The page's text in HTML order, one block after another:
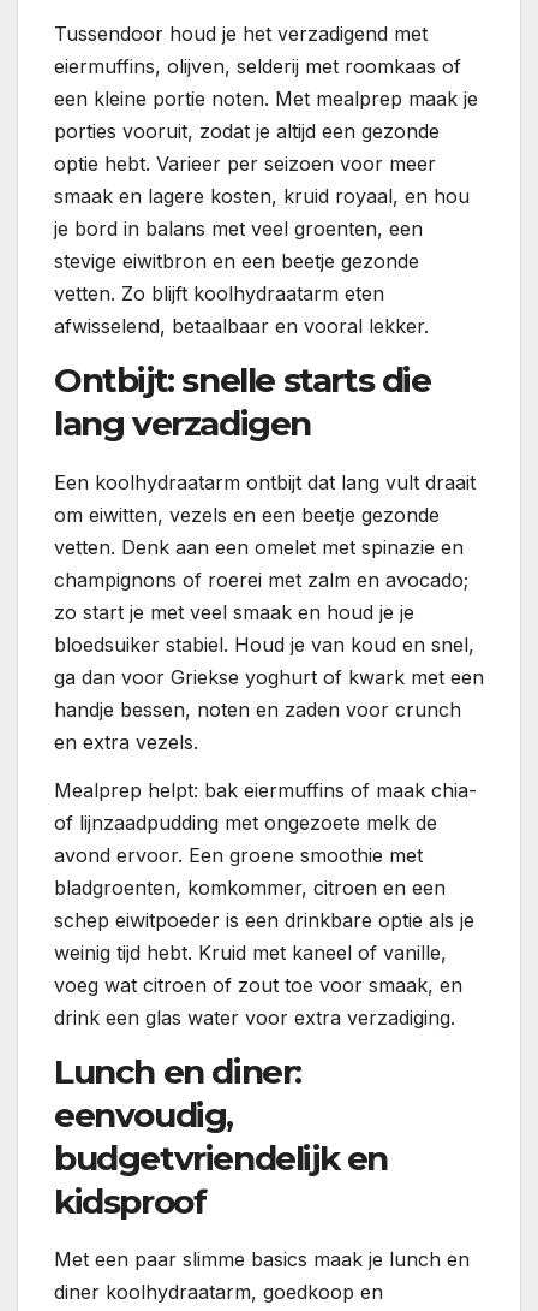
Tussendoor houd je het verzadigend met
eiermuffins, olijven, selderij met roomkaas of
een kleine portie noten. Met mealprep maak je
porties vooruit, zodat je altijd een gezonde
optie hebt. Varieer per seizoen voor meer
smaak en lagere kosten, kruid royaal, en hou
je bord in balans met veel groenten, een
stevige eiwitbron en een beetje gezonde
vetten. Zo blijft koolhydraatarm eten
afwisselend, betaalbaar en vooral lekker.
Ontbijt: snelle starts die
lang verzadigen
Een koolhydraatarm ontbijt dat lang vult draait
om eiwitten, vezels en een beetje gezonde
vetten. Denk aan een omelet met spinazie en
champignons of roerei met zalm en avocado;
zo start je met veel smaak en houd je je
bloedsuiker stabiel. Houd je van koud en snel,
ga dan voor Griekse yoghurt of kwark met een
handje bessen, noten en zaden voor crunch
en extra vezels.
Mealprep helpt: bak eiermuffins of maak chia-
of lijnzaadpudding met ongezoete melk de
avond ervoor. Een groene smoothie met
bladgroenten, komkommer, citroen en een
schep eiwitpoeder is een drinkbare optie als je
weinig tijd hebt. Kruid met kaneel of vanille,
voeg wat citroen of zout toe voor smaak, en
drink een glas water voor extra verzadiging.
Lunch en diner:
eenvoudig,
budgetvriendelijk en
kidsproof
Met een paar slimme basics maak je lunch en
diner koolhydraatarm, goedkoop en